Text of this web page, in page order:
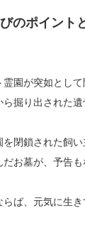
のポイント
園が突如とし
掘り出された
閉鎖された飼
お墓が、予告
ば、元気に生